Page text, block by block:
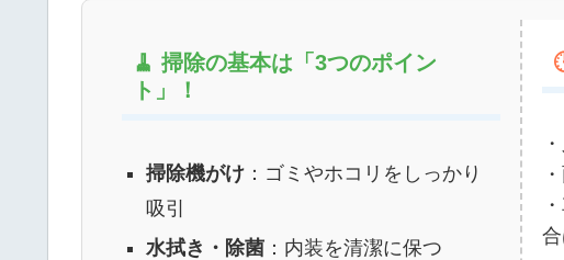
🧹 掃除の基本は「3つのポイン
ト」！
掃除機がけ：ゴミやホコリをしっかり
吸引
水拭き・除菌：内装を清潔に保つ
・